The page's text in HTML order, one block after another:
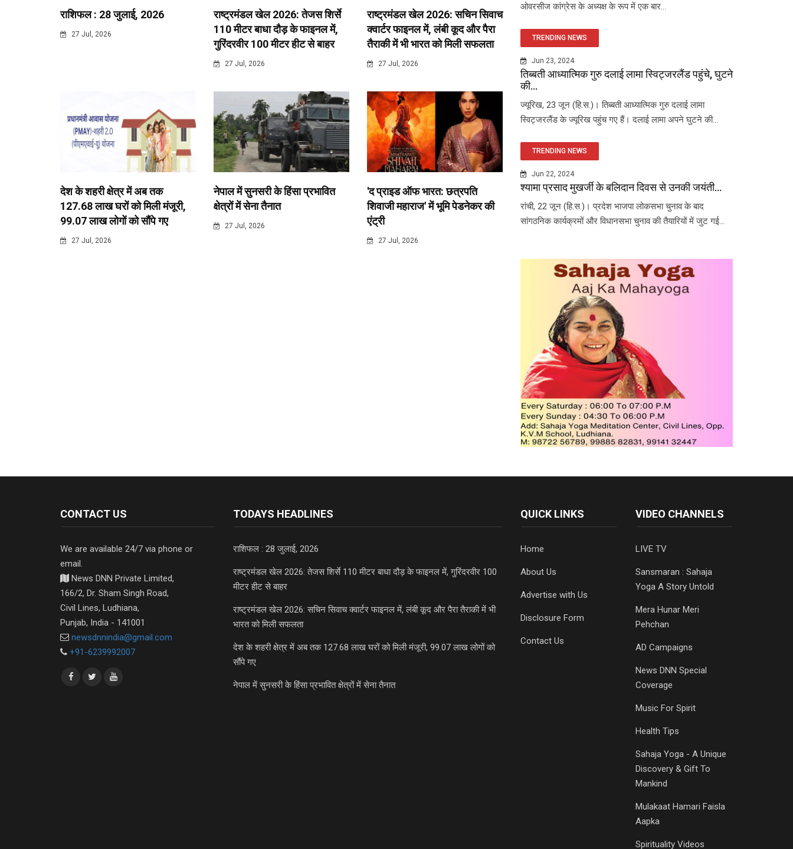
राशिफल : 28 जुलाई, 2026
27 Jul, 2026
राष्ट्रमंडल खेल 2026: तेजस शिर्से
110 मीटर बाधा दौड़ के फाइनल में,
गुरिंदरवीर 100 मीटर हीट से बाहर
27 Jul, 2026
राष्ट्रमंडल खेल 2026: सचिन सिवाच
क्वार्टर फाइनल में, लंबी कूद और पैरा
तैराकी में भी भारत को मिली सफलता
27 Jul, 2026
देश के शहरी क्षेत्र में अब तक
127.68 लाख घरों को मिली मंजूरी,
99.07 लाख लोगों को सौंपे गए
27 Jul, 2026
नेपाल में सुनसरी के हिंसा प्रभावित
क्षेत्रों में सेना तैनात
27 Jul, 2026
'द प्राइड ऑफ भारत: छत्रपति
शिवाजी महाराज' में भूमि पेडनेकर की
एंट्री
27 Jul, 2026
ओवरसीज कांग्रेस के अध्यक्ष के रूप में एक बार...
TRENDING NEWS
Jun 23, 2024
तिब्बती आध्यात्मिक गुरु दलाई लामा स्विट्जरलैंड पहुंचे, घुटने
की...
ज्यूरिख, 23 जून (हि.स.)। तिब्बती आध्यात्मिक गुरु दलाई लामा
स्विट्जरलैंड के ज्यूरिख पहुंच गए हैं। दलाई लामा अपने घुटने की...
TRENDING NEWS
Jun 22, 2024
श्यामा प्रसाद मुखर्जी के बलिदान दिवस से उनकी जयंती...
रांची, 22 जून (हि.स.)। प्रदेश भाजपा लोकसभा चुनाव के बाद
सांगठनिक कार्यक्रमों और विधानसभा चुनाव की तैयारियों में जुट गई...
CONTACT US
We are available 24/7 via phone or
email.
News DNN Private Limited,
166/2, Dr. Sham Singh Road,
Civil Lines, Ludhiana,
Punjab, India - 141001
newsdnnindia@gmail.com
+91-6239992007
TODAYS HEADLINES
राशिफल : 28 जुलाई, 2026
राष्ट्रमंडल खेल 2026: तेजस शिर्से 110 मीटर बाधा दौड़ के फाइनल में, गुरिंदरवीर 100
मीटर हीट से बाहर
राष्ट्रमंडल खेल 2026: सचिन सिवाच क्वार्टर फाइनल में, लंबी कूद और पैरा तैराकी में भी
भारत को मिली सफलता
देश के शहरी क्षेत्र में अब तक 127.68 लाख घरों को मिली मंजूरी, 99.07 लाख लोगों को
सौंपे गए
नेपाल में सुनसरी के हिंसा प्रभावित क्षेत्रों में सेना तैनात
QUICK LINKS
Home
About Us
Advertise with Us
Disclosure Form
Contact Us
VIDEO CHANNELS
LIVE TV
Sansmaran : Sahaja
Yoga A Story Untold
Mera Hunar Meri
Pehchan
AD Campaigns
News DNN Special
Coverage
Music For Spirit
Health Tips
Sahaja Yoga - A Unique
Discovery & Gift To
Mankind
Mulakaat Hamari Faisla
Aapka
Spirituality Videos